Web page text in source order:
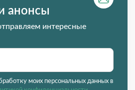
анонсы
интересные
моих персональных данных в